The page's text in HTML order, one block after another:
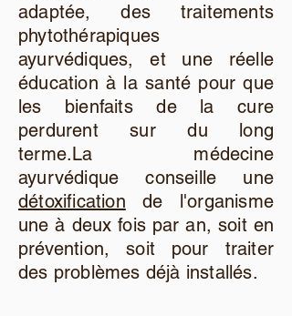
adaptée, des traitements
phytothérapiques
ayurvédiques, et une réelle
éducation à la santé pour que
les bienfaits de la cure
perdurent sur du long
terme.La médecine
ayurvédique conseille une
détoxification de l'organisme
une à deux fois par an, soit en
prévention, soit pour traiter
des problèmes déjà installés.